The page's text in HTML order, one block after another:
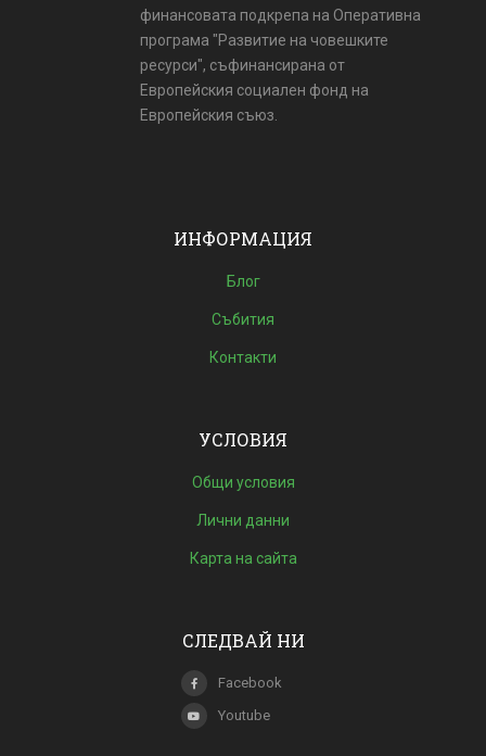
финансовата подкрепа на Оперативна
програма "Развитие на човешките
ресурси", съфинансирана от
Европейския социален фонд на
Европейския съюз.
ИНФОРМАЦИЯ
Блог
Събития
Контакти
УСЛОВИЯ
Общи условия
Лични данни
Карта на сайта
СЛЕДВАЙ НИ
Facebook
Youtube